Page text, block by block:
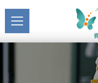
什麼是先天
(Spina
區_衛教專
主選單關於活力得